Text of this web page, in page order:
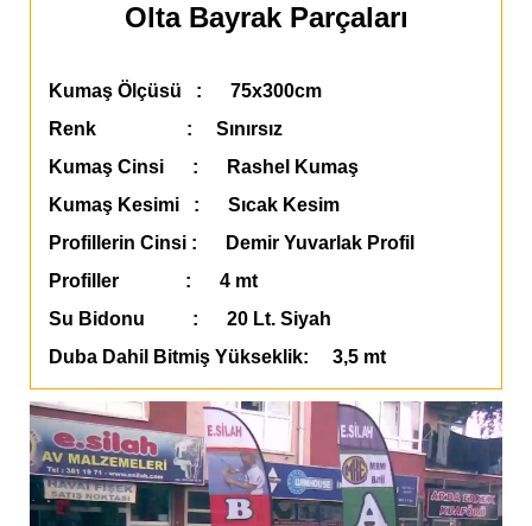
Olta Bayrak Parçaları
Kumaş Ölçüsü : 75x300cm
Renk : Sınırsız
Kumaş Cinsi : Rashel Kumaş
Kumaş Kesimi : Sıcak Kesim
Profillerin Cinsi : Demir Yuvarlak Profil
Profiller : 4 mt
Su Bidonu : 20 Lt. Siyah
Duba Dahil Bitmiş Yükseklik: 3,5 mt